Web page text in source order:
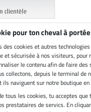
pour ton cheval à
des cookies et autres
et sécurisée à nos visiteurs, pour
le contenu afin de faire des
collectons, depuis le terminal de
naviguent sur notre boutique en
tous les cookies, tu acceptes que
prestataires de servics. En